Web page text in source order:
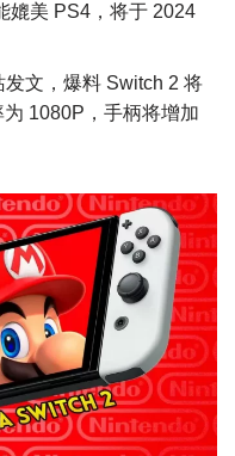
媲美 PS4，将于 2024
发文，爆料 Switch 2 将
1080P，手柄将增加